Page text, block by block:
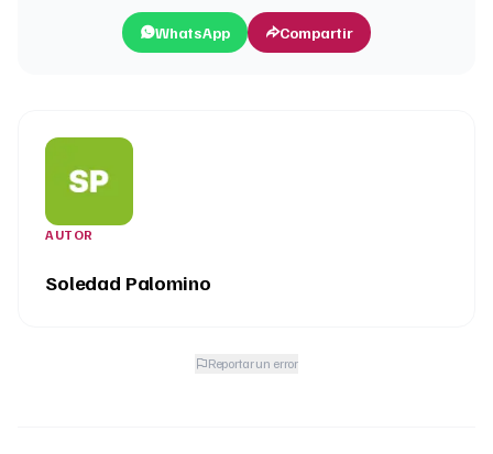
WhatsApp Compartir
AUTOR
Soledad Palomino
Reportar un error